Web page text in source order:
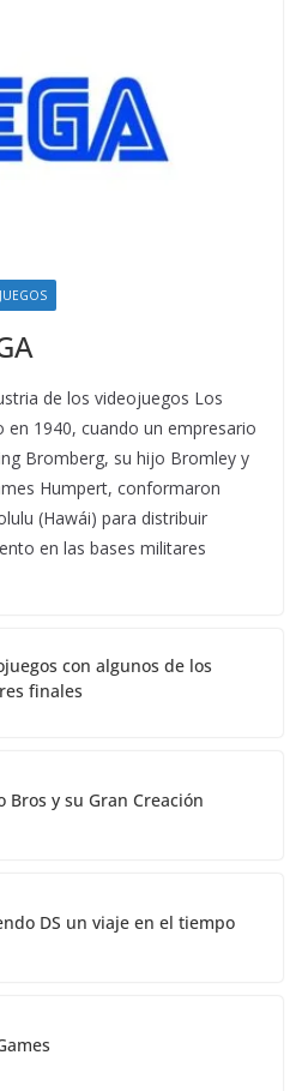
de los videojuegos Los
en 1940, cuando un empresario
Bromberg, su hijo Bromley y
Humpert, conformaron
(Hawái) para distribuir
en las bases militares
con algunos de los
finales
Bros y su Gran Creación
DS un viaje en el tiempo